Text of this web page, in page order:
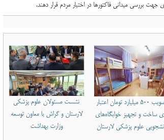
بررسی میدانی فاکتورها در اختیار مردم قرار دهند.
تصویب ۵۰۰ میلیارد تومان اعتبار
ساخت و تجهیز خوابگاه‌های
علوم پزشکی لارستان
نشست مسئولان علوم پزشکی
لارستان و گراش با معاون توسعه
وزارت بهداشت